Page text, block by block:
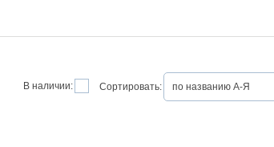
В наличии: Сортировать: по названию А-Я